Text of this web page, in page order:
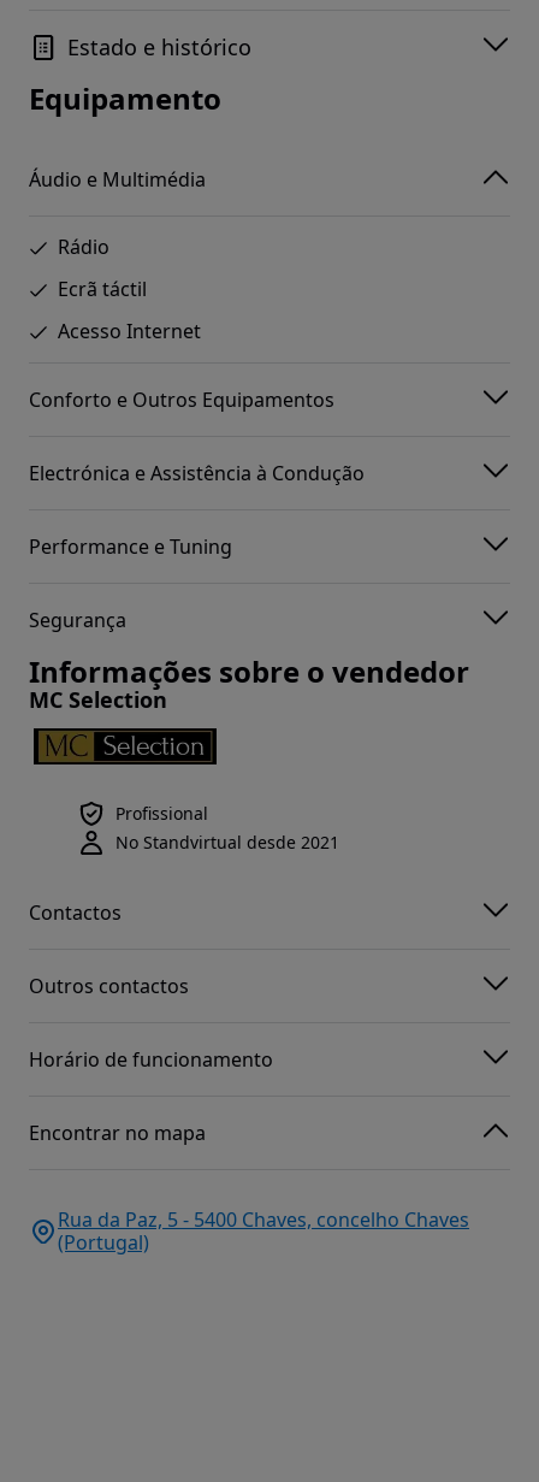
Estado e histórico
Equipamento
Áudio e Multimédia
Rádio
Ecrã táctil
Acesso Internet
Conforto e Outros Equipamentos
Electrónica e Assistência à Condução
Performance e Tuning
Segurança
Informações sobre o vendedor
MC Selection
Profissional
No Standvirtual desde 2021
Contactos
Outros contactos
Horário de funcionamento
Encontrar no mapa
Rua da Paz, 5 - 5400 Chaves, concelho Chaves
(Portugal)